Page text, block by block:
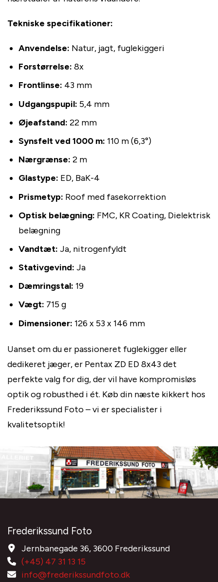
Tekniske specifikationer:
Anvendelse: Natur, jagt, fuglekiggeri
Forstørrelse: 8x
Frontlinse: 43 mm
Udgangspupil: 5,4 mm
Øjeafstand: 22 mm
Synsfelt ved 1000 m: 110 m (6,3°)
Nærgrænse: 2 m
Glastype: ED, BaK-4
Prismetyp: Roof med fasekorrektion
Optisk belægning: FMC, KR Coating, Dielektrisk
belægning
Vandtæt: Ja, nitrogenfyldt
Stativgevind: Ja
Dæmringstal: 19
Vægt: 715 g
Dimensioner: 126 x 53 x 146 mm
Uanset om du er passioneret fuglekigger eller
dedikeret jæger, er Pentax ZD ED 8x43 det
perfekte valg for dig, der vil have kompromisløs
optik og robusthed i ét. Køb din næste kikkert hos
Frederikssund Foto – vi er specialister i
kvalitetsoptik!
Frederikssund Foto
Jernbanegade 36, 3600 Frederikssund
(+45) 47 31 13 15
info@frederikssundfoto.dk